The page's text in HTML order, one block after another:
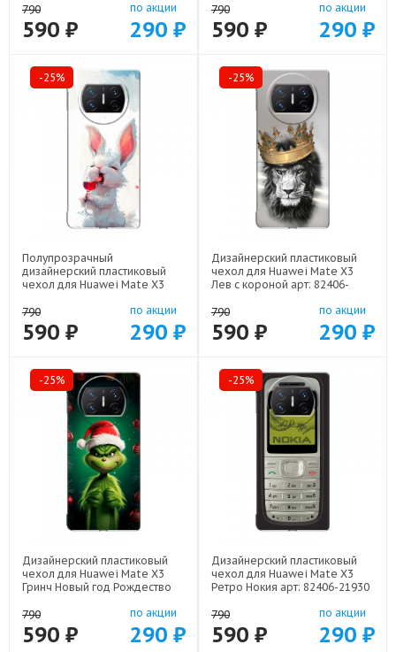
790
590 ₽
по акции
290 ₽
790
590 ₽
по акции
290 ₽
-25%
Полупрозрачный
дизайнерский пластиковый
чехол для Huawei Mate X3
22224
790
590 ₽
по акции
290 ₽
-25%
Дизайнерский пластиковый
чехол для Huawei Mate X3
Лев с короной арт: 82406-
790
590 ₽
по акции
290 ₽
-25%
Дизайнерский пластиковый
чехол для Huawei Mate X3
Гринч Новый год Рождество
790
590 ₽
по акции
290 ₽
-25%
Дизайнерский пластиковый
чехол для Huawei Mate X3
Ретро Нокия арт: 82406-21930
790
590 ₽
по акции
290 ₽